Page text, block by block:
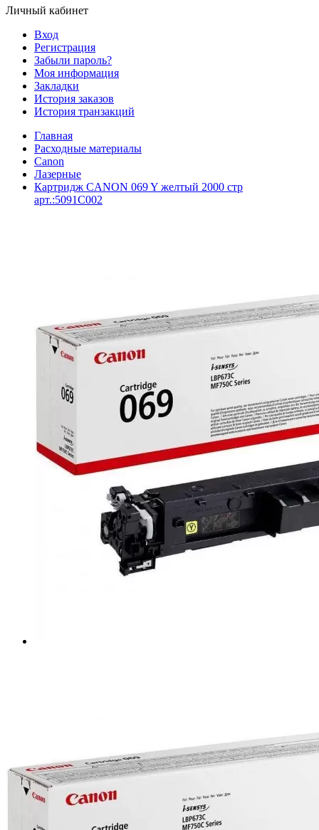
Личный кабинет
Вход
Регистрация
Забыли пароль?
Моя информация
Закладки
История заказов
История транзакций
Главная
Расходные материалы
Canon
Лазерные
Картридж CANON 069 Y желтый 2000 стр
арт.:5091C002